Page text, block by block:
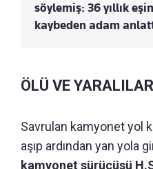
söylemiş: 36 yıllık
kaybeden adam
ÖLÜ VE
Savrulan kamyonet yol
aşıp ardından yan yola
kamyonet sürücüsü